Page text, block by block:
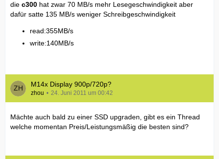
die c300 hat zwar 70 MB/s mehr Lesegeschwindigkeit aber
dafür satte 135 MB/s weniger Schreibgeschwindigkeit
read:355MB/s
write:140MB/s
M14x Display 900p/720p?
zhou 24. Juni 2011 um 00:42
Mächte auch bald zu einer SSD upgraden, gibt es ein Thread
welche momentan Preis/Leistungsmäßig die besten sind?